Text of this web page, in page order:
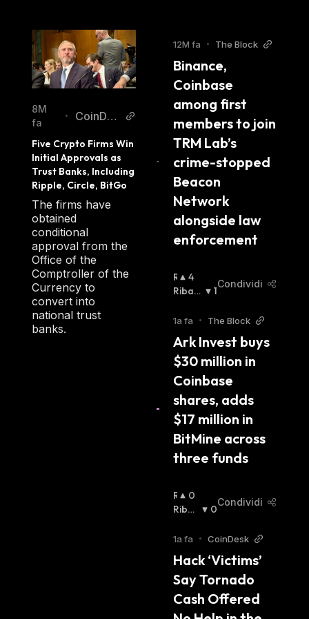
8M
fa
•
CoinDes
Five Crypto Firms Win
Initial Approvals as
Trust Banks, Including
Ripple, Circle, BitGo
The firms have
obtained
conditional
approval from the
Office of the
Comptroller of the
Currency to
convert into
national trust
banks.
12M fa • The Block
Binance,
Coinbase
among first
members to join
TRM Lab’s
crime-stopped
Beacon
Network
alongside law
enforcement
R
I
L
I
S
T
A
:
4
Ribas
1
Condividi
1a fa • The Block
Ark Invest buys
$30 million in
Coinbase
shares, adds
$17 million in
BitMine across
three funds
R
I
L
I
S
T
A
0
Ribas
0
Condividi
1a fa • CoinDesk
Hack ‘Victims’
Say Tornado
Cash Offered